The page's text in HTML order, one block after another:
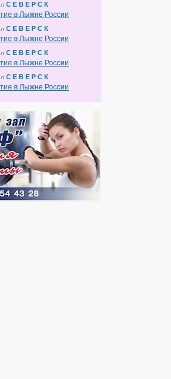
С Е В Е Р С К
в Лыжне России
С Е В Е Р С К
в Лыжне России
С Е В Е Р С К
в Лыжне России
С Е В Е Р С К
в Лыжне России